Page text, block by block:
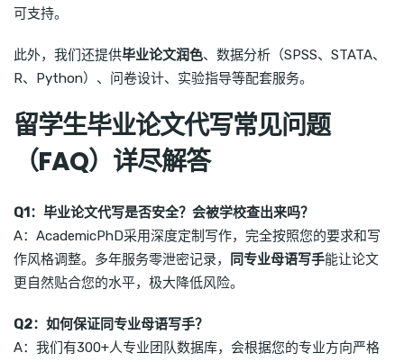
可支持。
此外，我们还提供毕业论文润色、数据分析（SPSS、STATA、
R、Python）、问卷设计、实验指导等配套服务。
留学生毕业论文代写常见问题
（FAQ）详尽解答
Q1：毕业论文代写是否安全？会被学校查出来吗？
A：AcademicPhD采用深度定制写作，完全按照您的要求和写
作风格调整。多年服务零泄密记录，
同专业母语写手能让论文
更自然贴合您的水平，极大降低风险。
Q2：如何保证同专业母语写手？
A：我们有300+人专业团队数据库，会根据您的专业方向严格